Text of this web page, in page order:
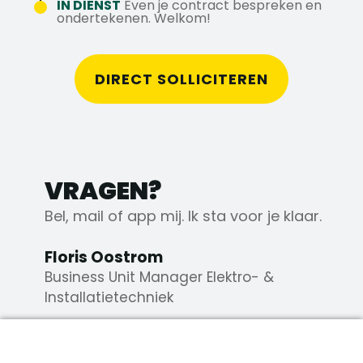
Spreekt deze functie je aan? Solliciteer
op 010-410 3536 of mail naar
Floris@axstechniek.nl. Appen mag ook
altijd op: +31 6 14 72 50 10
IN DIENST Even je contract bespreken en
ondertekenen. Welkom!
DIRECT SOLLICITEREN
VRAGEN?
Bel, mail of app mij. Ik sta voor je klaar.
Floris Oostrom
Business Unit Manager Elektro- &
Installatietechniek